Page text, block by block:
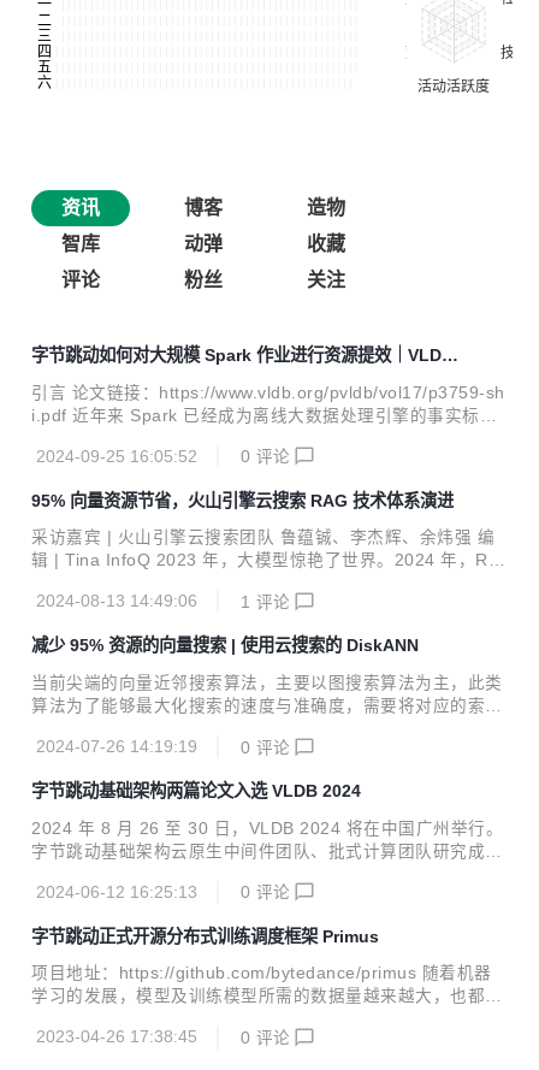
资讯 博客
造物
智库
动弹
收藏
评论
粉丝 关注
字节跳动如何对大规模 Spark 作业进行资源提效｜VLDB
2024论文解读
引言 论文链接：https://www.vldb.org/pvldb/vol17/p3759-sh
i.pdf 近年来 Spark 已经成为离线大数据处理引擎的事实标
动内部每天运行百万级别的 Spark 离线作业，Shuffle 量高达
展，用户对计算资源的需求越来越大，除了增加物理资源之
外，如何提高线上 Spark 作业的资源使用效率也是我们亟需
解决的问题。 在对线上 Spark 作业做了统计分析发现作业的
CPU & Memory 利用率都低于 50%（利用率指作业实际使用
的资源占...
2024-09-25 16:05:52 0 评论
95% 向量资源节省，火山引擎云搜索 RAG 技术体系演进
采访嘉宾 | 火山引擎云搜索团队 鲁蕴铖、李杰辉、余炜强 编
辑 | Tina InfoQ 2023 年，大模型惊艳了世界。2024 年，RA
情况下，获得必要的上下文信息，从而减少大模型的幻觉。随
AG 系统的期望已经超越了对其“酷炫”效果的追求。企业和组
织开始寻找更可靠、可扩展的 RAG 解决方案，以满足实际业
务需求。 与此同时，支撑 RAG 的向量数据库市场竞争愈加激
是专门的向量数据库，底层实现上很多都是采用诸如 HNSW
2024-08-13 14:49:06 1 评论
减少 95% 资源的向量搜索 | 使用云搜索的 DiskANN
当前尖端的向量近邻搜索算法，主要以图搜索算法为主，此类
算法为了能够最大化搜索的速度与准确度，需要将对应的索引
还限制了数据集的大小。 例如在当前主流的内存型 HNSW 算
+ 12)。那么在 DEEP 10M（96维）的 1 千万数据就需要内存
达到 4GB 以上，但是通过 DiskANN 优化后，仅需要 70MB
的内存就可以对海量数据高效的进行检索；在 MS-MARCO
B，这样检索 1.38 亿的数据需要 12...
2024-07-26 14:19:19 0 评论
字节跳动基础架构两篇论文入选 VLDB 2024
2024 年 8 月 26 至 30 日，VLDB 2024 将在中国广州举行。
字节跳动基础架构云原生中间件团队、批式计算团队研究成果
ernational Conference on Very Large Data Bases）是数据
推荐的A类国际学术会议。自 1975 年成立以来，每年吸引全
球顶级研究机构投稿，但录用率较低，对系统创新性、完整
性、实验设计等方面都要求极高。VLDB 也因此成为数据库管
数据库研究的前...
2024-06-12 16:25:13 0 评论
字节跳动正式开源分布式训练调度框架 Primus
项目地址：https://github.com/bytedance/primus 随着机器
学习的发展，模型及训练模型所需的数据量越来越大，也都趋
式框架涉及到的底层文件存储和调度系统有较深的理解，才能
2023-04-26 17:38:45 0 评论